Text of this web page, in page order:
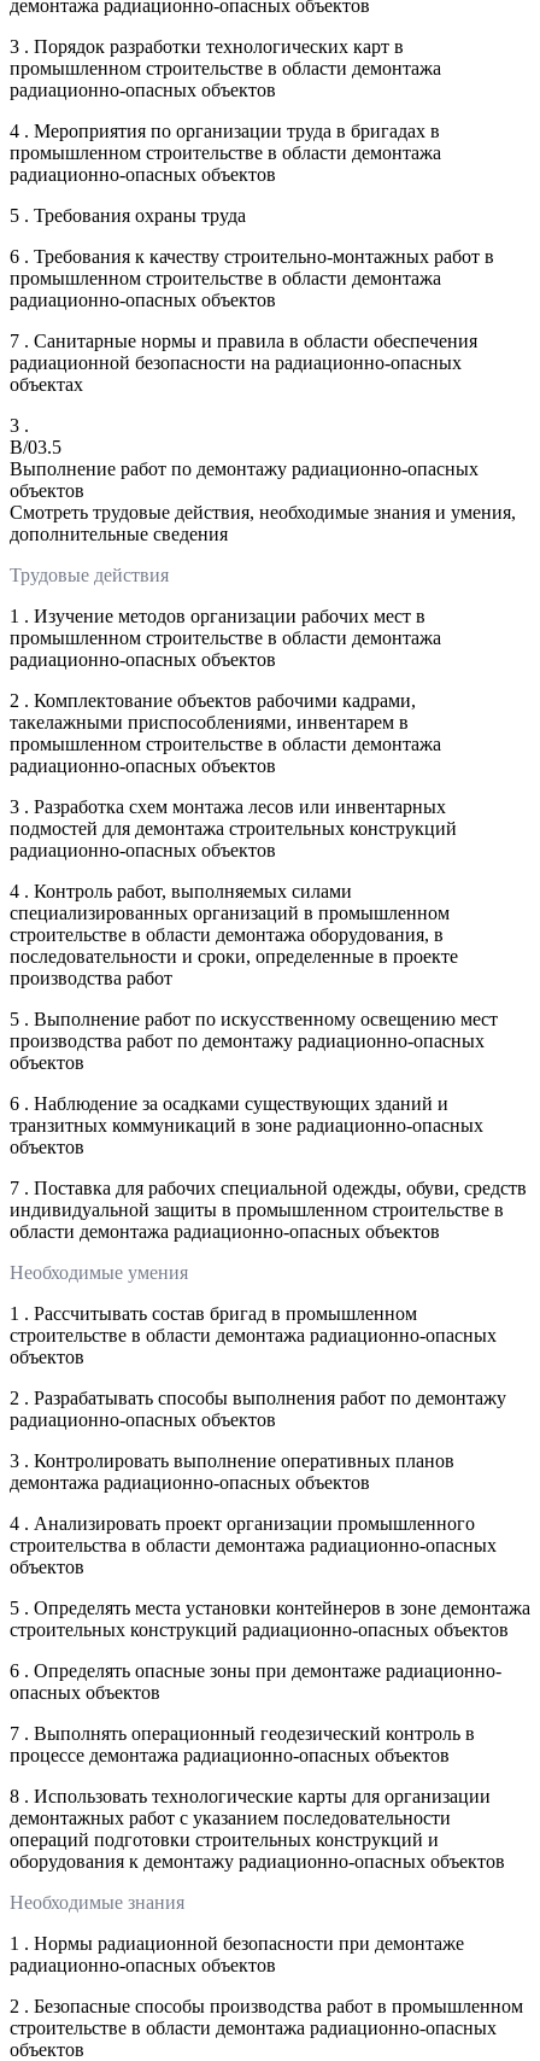
демонтажа радиационно-опасных объектов
3 . Порядок разработки технологических карт в
промышленном строительстве в области демонтажа
радиационно-опасных объектов
4 . Мероприятия по организации труда в бригадах в
промышленном строительстве в области демонтажа
радиационно-опасных объектов
5 . Требования охраны труда
6 . Требования к качеству строительно-монтажных работ в
промышленном строительстве в области демонтажа
радиационно-опасных объектов
7 . Санитарные нормы и правила в области обеспечения
радиационной безопасности на радиационно-опасных
объектах
3 .
B/03.5
Выполнение работ по демонтажу радиационно-опасных
объектов
Смотреть трудовые действия, необходимые знания и умения,
дополнительные сведения
Трудовые действия
1 . Изучение методов организации рабочих мест в
промышленном строительстве в области демонтажа
радиационно-опасных объектов
2 . Комплектование объектов рабочими кадрами,
такелажными приспособлениями, инвентарем в
промышленном строительстве в области демонтажа
радиационно-опасных объектов
3 . Разработка схем монтажа лесов или инвентарных
подмостей для демонтажа строительных конструкций
радиационно-опасных объектов
4 . Контроль работ, выполняемых силами
специализированных организаций в промышленном
строительстве в области демонтажа оборудования, в
последовательности и сроки, определенные в проекте
производства работ
5 . Выполнение работ по искусственному освещению мест
производства работ по демонтажу радиационно-опасных
объектов
6 . Наблюдение за осадками существующих зданий и
транзитных коммуникаций в зоне радиационно-опасных
объектов
7 . Поставка для рабочих специальной одежды, обуви, средств
индивидуальной защиты в промышленном строительстве в
области демонтажа радиационно-опасных объектов
Необходимые умения
1 . Рассчитывать состав бригад в промышленном
строительстве в области демонтажа радиационно-опасных
объектов
2 . Разрабатывать способы выполнения работ по демонтажу
радиационно-опасных объектов
3 . Контролировать выполнение оперативных планов
демонтажа радиационно-опасных объектов
4 . Анализировать проект организации промышленного
строительства в области демонтажа радиационно-опасных
объектов
5 . Определять места установки контейнеров в зоне демонтажа
строительных конструкций радиационно-опасных объектов
6 . Определять опасные зоны при демонтаже радиационно-
опасных объектов
7 . Выполнять операционный геодезический контроль в
процессе демонтажа радиационно-опасных объектов
8 . Использовать технологические карты для организации
демонтажных работ с указанием последовательности
операций подготовки строительных конструкций и
оборудования к демонтажу радиационно-опасных объектов
Необходимые знания
1 . Нормы радиационной безопасности при демонтаже
радиационно-опасных объектов
2 . Безопасные способы производства работ в промышленном
строительстве в области демонтажа радиационно-опасных
объектов